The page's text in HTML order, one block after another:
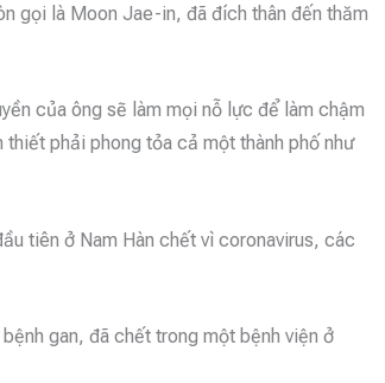
gọi là Moon Jae-in, đã đích thân đến thăm
của ông sẽ làm mọi nỗ lực để làm chậm
phải phong tỏa cả một thành phố như
tiên ở Nam Hàn chết vì coronavirus, các
gan, đã chết trong một bệnh viện ở